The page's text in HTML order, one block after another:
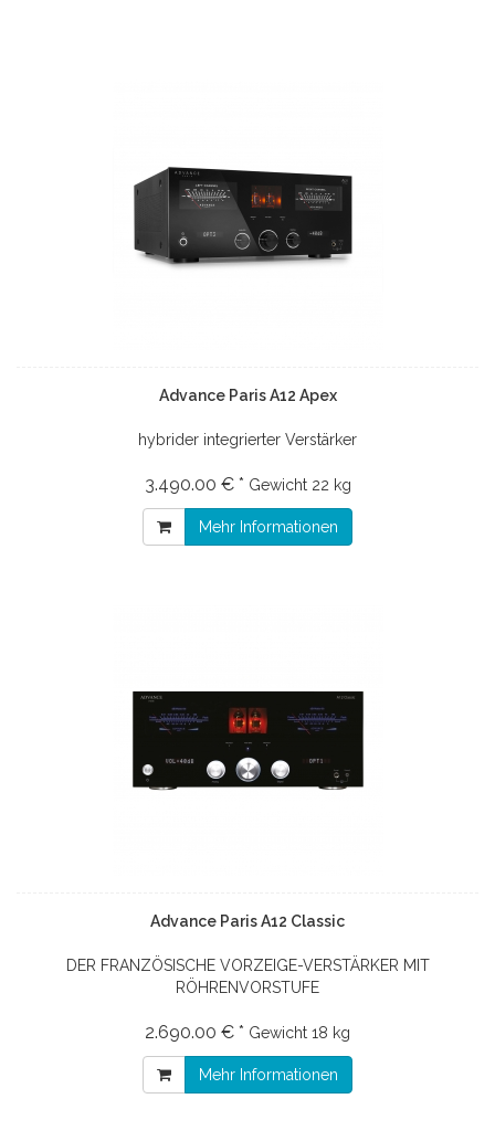
Advance Paris A12 Apex
hybrider integrierter Verstärker
3.490.00 € * Gewicht 22 kg
Mehr Informationen
Advance Paris A12 Classic
DER FRANZÖSISCHE VORZEIGE-VERSTÄRKER MIT
RÖHRENVORSTUFE
2.690.00 € * Gewicht 18 kg
Mehr Informationen